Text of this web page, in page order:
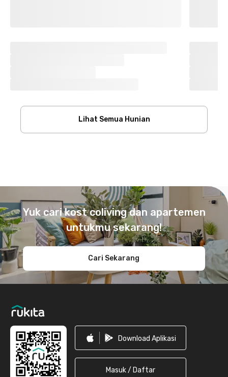
Lihat Semua Hunian
Yuk cari kost coliving dan apartemen
untukmu sekarang!
Cari Sekarang
Download Aplikasi
Masuk / Daftar